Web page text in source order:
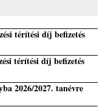
térítési díj befizetés
térítési díj befizetés
2026/2027. tanévre